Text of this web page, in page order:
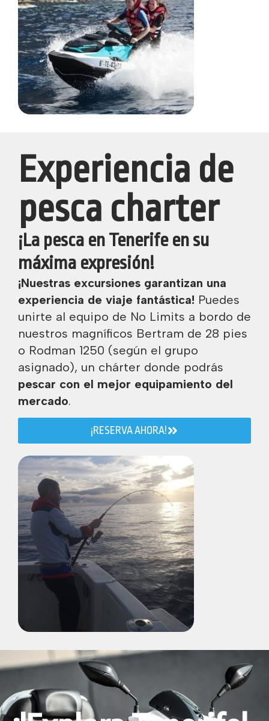
Experiencia de
pesca charter
¡La pesca en Tenerife en su
máxima expresión!
¡Nuestras excursiones garantizan una
experiencia de viaje fantástica! Puedes
unirte al equipo de No Limits a bordo de
nuestros magníficos Bertram de 28 pies
o Rodman 1250 (según el grupo
asignado), un chárter donde podrás
pescar con el mejor equipamiento del
mercado.
¡RESERVA AHORA!